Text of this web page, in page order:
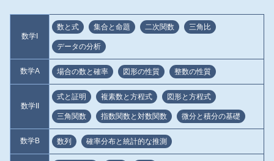
数学I
数と式 集合と命題 二次関数 三角比
データの分析
数学A 場合の数と確率 図形の性質 整数の性質
数学II
式と証明 複素数と方程式 図形と方程式
三角関数 指数関数と対数関数 微分と積分の基礎
数学B 数列 確率分布と統計的な推測